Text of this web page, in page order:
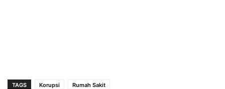
TAGS Korupsi Rumah Sakit